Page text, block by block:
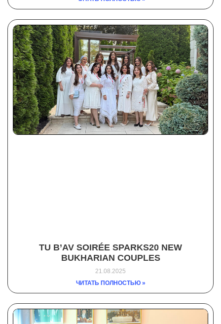
TU B’AV SOIRÉE SPARKS20 NEW
BUKHARIAN COUPLES
21.08.2025
ЧИТАТЬ ПОЛНОСТЬЮ »